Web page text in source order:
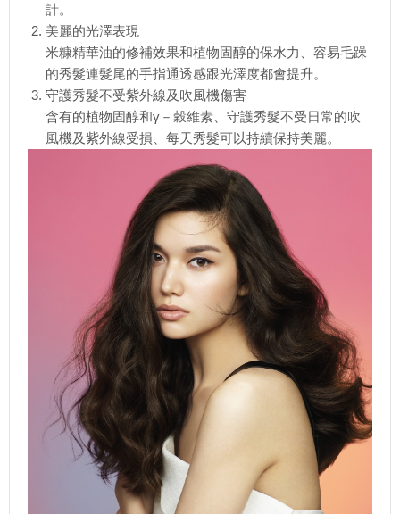
計。
美麗的光澤表現
米糠精華油的修補效果和植物固醇的保水力、容易毛躁
的秀髮連髮尾的手指通透感跟光澤度都會提升。
守護秀髮不受紫外線及吹風機傷害
含有的植物固醇和γ－穀維素、守護秀髮不受日常的吹
風機及紫外線受損、每天秀髮可以持續保持美麗。